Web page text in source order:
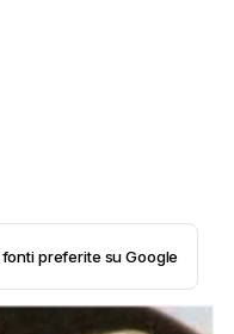
preferite su Google